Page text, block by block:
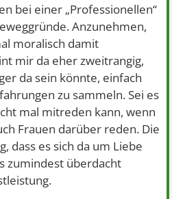
bei einer „Professionellen“
Anzunehmen,
moralisch damit
mir da eher zweitrangig,
da sein könnte, einfach
zu sammeln. Sei es
mal mitreden kann, wenn
Frauen darüber reden. Die
dass es sich da um Liebe
zumindest überdacht